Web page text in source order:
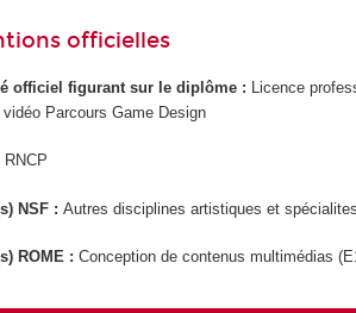
officielles
officiel figurant sur le diplôme :
Licence
vidéo Parcours Game Design
RNCP
NSF :Autres disciplines artistiques et
ROME :Conception de contenus multimédias